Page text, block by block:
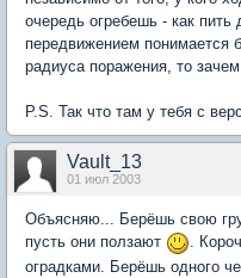
очередь огребешь - как
передвижением понимается
радиуса поражения, то
P.S. Так что там у тебя с
Vault_13
01 июл 2003
Объясняю... Берёшь свою
пусть они ползают
.
оградками. Берёшь одного